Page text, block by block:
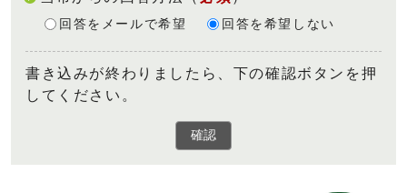
回答をメールで希望 回答を希望しない
書き込みが終わりましたら、下の確認ボタンを押
してください。
確認